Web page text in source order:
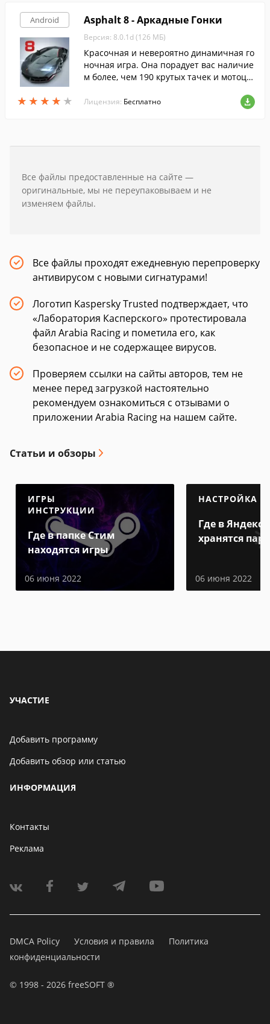
Android
★ ★ ★ ★ ★
★ ★ ★ ★ ★
Asphalt 8 - Аркадные Гонки
Версия: 8.0.1d (126 МБ)
Красочная и невероятно динамичная го
ночная игра. Она порадует вас наличие
м более, чем 190 крутых тачек и мотоци
о 40 проработанным трассам в 16 локац
Лицензия: Бесплатно
Все файлы предоставленные на сайте —
оригинальные, мы не переупаковываем и не
изменяем файлы.
Все файлы проходят ежедневную перепроверку
антивирусом с новыми сигнатурами!
Логотип Kaspersky Trusted подтверждает, что
«Лаборатория Касперского» протестировала
файл Arabia Racing и пометила его, как
безопасное и не содержащее вирусов.
Проверяем ссылки на сайты авторов, тем не
менее перед загрузкой настоятельно
рекомендуем ознакомиться с отзывами о
приложении Arabia Racing на нашем сайте.
Статьи и обзоры
ИГРЫ
ИНСТРУКЦИИ
Где в папке Стим
находятся игры
06 июня 2022
НАСТРОЙКА
Где в Яндекс
хранятся
06 июня 2022
УЧАСТИЕ
Добавить программу
Добавить обзор или статью
ИНФОРМАЦИЯ
Контакты
Реклама
DMCA Policy Условия и правила
Политика
конфиденциальности
© 1998 - 2026 freeSOFT ®